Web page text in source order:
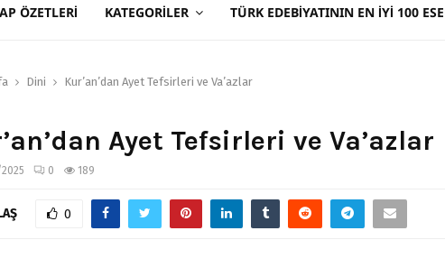
ÖZETLERI KATEGORILER TÜRK EDEBIYATININ EN İYI 100
Dini Kur’an’dan Ayet Tefsirleri ve Va’azlar
Ayet Tefsirleri ve Va’azlar
0 189
0